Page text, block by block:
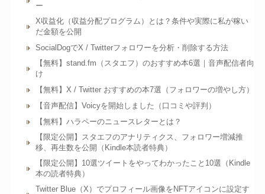
ー
X収益化（収益分配プログラム）とは？条件や実際に私が稼い
だ金額を公開
SocialDogでX / Twitterフォロワーを分析・削除する方法
【無料】stand.fm（スタエフ）のおすすめ本6選｜音声配信者向
け
【無料】X / Twitter おすすめの本7選（フォロワーの増やし方）
【音声配信】Voicyを開始しました（口コミや評判）
【無料】ハラペーのニュースレターとは？
【限定公開】スタエフのアナリティクス、フォロワー増減推
移、再生数を公開（Kindle本読者特典）
【限定公開】10選ツイートをやってわかったこと10選（Kindle
本の読者特典）
Twitter Blue（X）でプロフィール画像をNFTアイコンに設定す